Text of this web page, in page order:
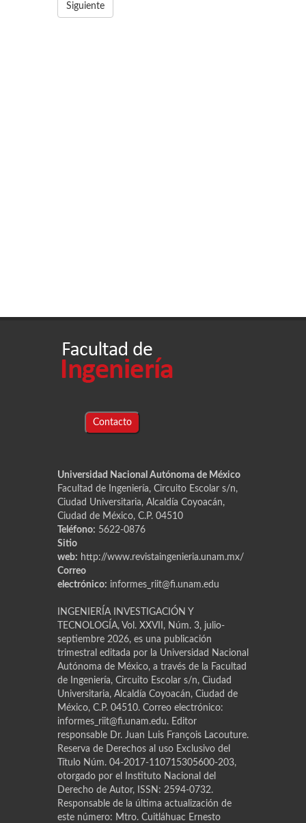
Siguiente
Contacto
Universidad Nacional Autónoma de México
Facultad de Ingeniería, Circuito Escolar s/n,
Ciudad Universitaria, Alcaldía Coyoacán,
Ciudad de México, C.P. 04510
Teléfono: 5622-0876
Sitio
web: http://www.revistaingenieria.unam.mx/
Correo
electrónico: informes_riit@fi.unam.edu
INGENIERÍA INVESTIGACIÓN Y
TECNOLOGÍA, Vol. XXVII, Núm. 3, julio-
septiembre 2026, es una publicación
trimestral editada por la Universidad Nacional
Autónoma de México, a través de la Facultad
de Ingeniería, Circuito Escolar s/n, Ciudad
Universitaria, Alcaldía Coyoacán, Ciudad de
México, C.P. 04510. Correo electrónico:
informes_riit@fi.unam.edu. Editor
responsable Dr. Juan Luis Franҫois Lacouture.
Reserva de Derechos al uso Exclusivo del
Título Núm. 04-2017-110715305600-203,
otorgado por el Instituto Nacional del
Derecho de Autor, ISSN: 2594-0732.
Responsable de la última actualización de
este número: Mtro. Cuitláhuac Ernesto